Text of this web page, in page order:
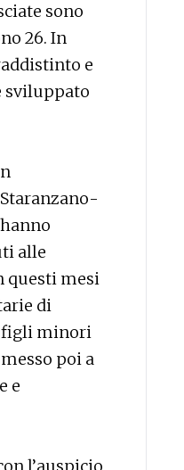
sono
26. In
e
sviluppato
alle
questi mesi
di
figli minori
poi a
e